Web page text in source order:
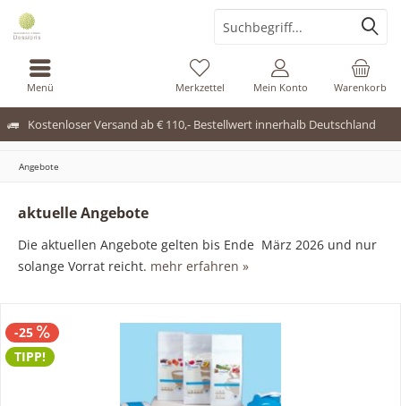
Kostenloser Versand ab € 110,- Bestellwert innerhalb Deutschland
Menü Warenkorb
Merkzettel Mein Konto
Angebote
aktuelle Angebote
Die aktuellen Angebote gelten bis Ende März 2026 und nur
solange Vorrat reicht. mehr erfahren »
-25
TIPP!